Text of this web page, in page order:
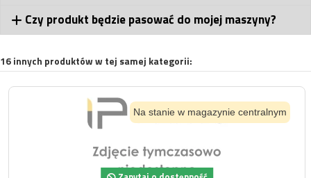
Czy produkt będzie pasować do mojej maszyny?
16 innych produktów w tej samej kategorii:
Na stanie w magazynie centralnym